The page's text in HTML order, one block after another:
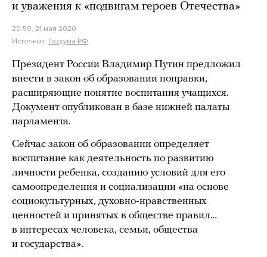
и уважения к «подвигам героев Отечества»
20:50, 21 мая 2020
Источник: Госдума РФ
Президент России Владимир Путин предложил
внести в закон об образовании поправки,
расширяющие понятие воспитания учащихся.
Документ опубликован в базе нижней палаты
парламента.
Сейчас закон об образовании определяет
воспитание как деятельность по развитию
личности ребенка, созданию условий для его
самоопределения и социализации «на основе
социокультурных, духовно-нравственных
ценностей и принятых в обществе правил…
в интересах человека, семьи, общества
и государства».